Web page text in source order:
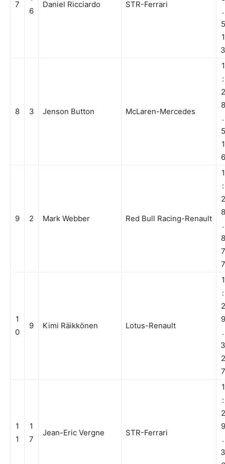
7
6
Daniel Ricciardo STR-Ferrari
.
5
1
3
8 3 Jenson Button McLaren-Mercedes
1
:
2
8
.
5
1
6
9 2 Mark Webber Red Bull Racing-Renault
1
:
2
8
.
8
7
7
1
0
9 Kimi Räikkönen Lotus-Renault
1
:
2
9
.
3
2
7
1
1
1
7
Jean-Eric Vergne STR-Ferrari
1
:
2
9
.
3